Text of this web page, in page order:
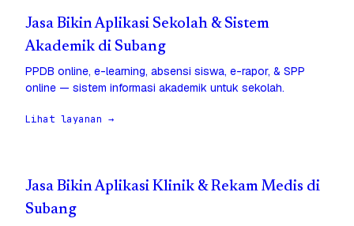
Jasa Bikin Aplikasi Sekolah & Sistem
Akademik di Subang
PPDB online, e-learning, absensi siswa, e-rapor, & SPP
online — sistem informasi akademik untuk sekolah.
Lihat layanan →
Jasa Bikin Aplikasi Klinik & Rekam Medis di
Subang